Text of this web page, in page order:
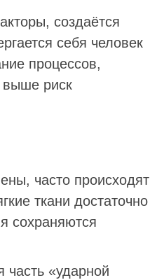
создаётся
себя человек
процессов,
риск
часто происходят
ткани достаточно
сохраняются
«ударной